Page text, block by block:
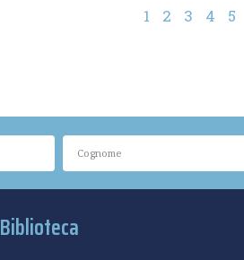
1 2 3 4 5
Biblioteca